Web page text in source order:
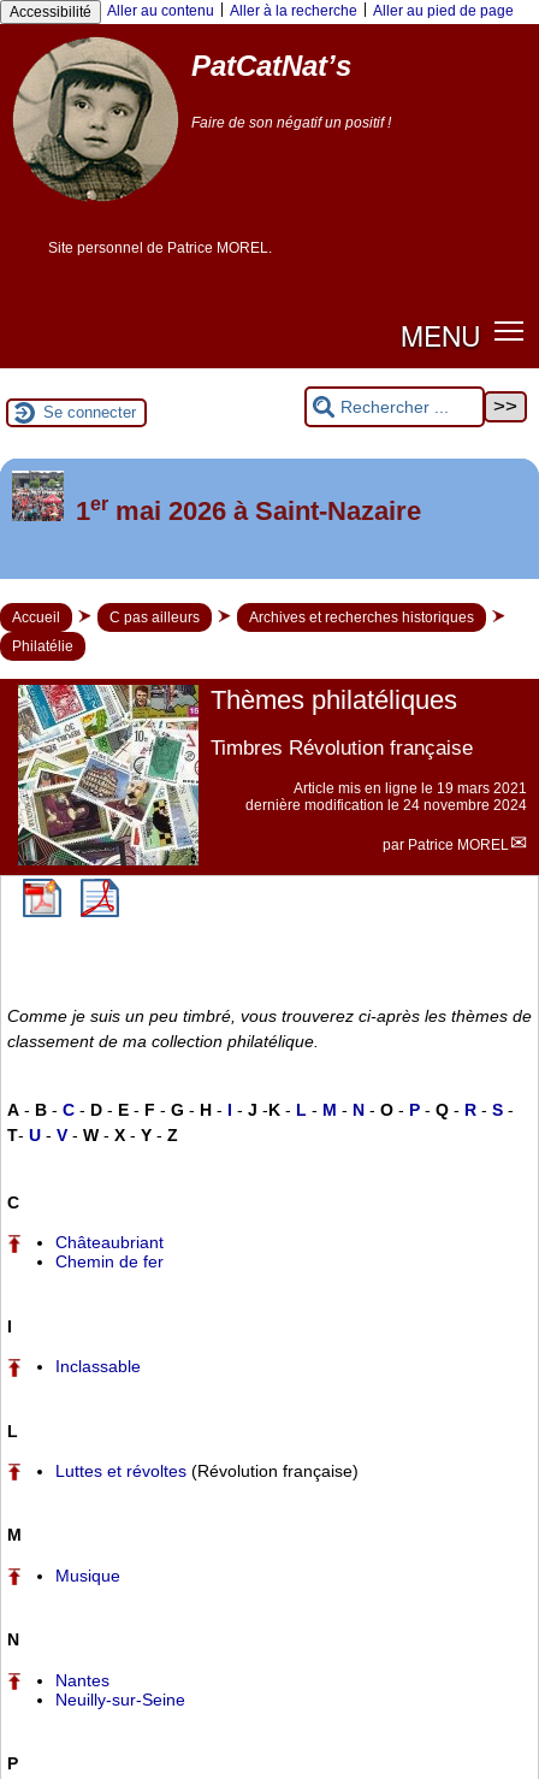
Accessibilité Aller au contenu Aller à la recherche Aller au pied de page
PatCatNat’s
Faire de son négatif un positif !
Site personnel de Patrice MOREL.
MENU
Se connecter
Foutez-nous la paix !
1ermai 2026 à Saint-Nazaire
Accueil C pas ailleurs
Archives et recherches historiques
Philatélie
Thèmes philatéliques
Timbres Révolution française
Article mis en ligne le 19 mars 2021
dernière modification le 24 novembre 2024
par Patrice MOREL
Comme je suis un peu timbré, vous trouverez ci-après les thèmes de
classement de ma collection philatélique.
A - B - C - D - E - F - G - H - I - J -K - L - M - N - O - P - Q - R - S -
T- U - V - W - X - Y - Z
C
Châteaubriant
Chemin de fer
I
Inclassable
L
Luttes et révoltes (Révolution française)
M
Musique
N
Nantes
Neuilly-sur-Seine
P